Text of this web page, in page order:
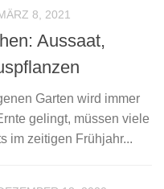
8, 2021
Aussaat,
Garten wird immer
gelingt, müssen viele
im zeitigen Frühjahr...